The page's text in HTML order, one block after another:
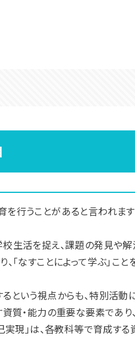
行うことがあると言われます
生活を捉え、課題の発見や解
「なすことによって学ぶ」こ
という視点からも、特別活動
質・能力の重要な要素であ
実現」は、各教科等で育成す